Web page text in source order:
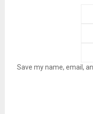
Save my name, email,